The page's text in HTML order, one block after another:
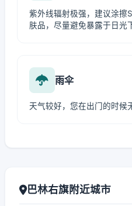
紫外线辐射极强，建议涂擦
肤品，尽量避免暴露于日光
雨伞
天气较好，您在出门的时候
巴林右旗附近城市